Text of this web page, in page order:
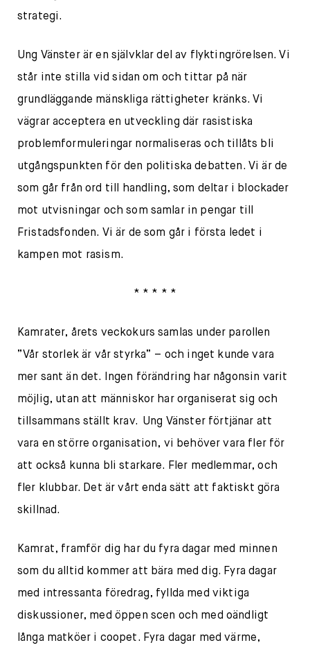
strategi.
Ung Vänster är en självklar del av flyktingrörelsen. Vi
står inte stilla vid sidan om och tittar på när
grundläggande mänskliga rättigheter kränks. Vi
vägrar acceptera en utveckling där rasistiska
problemformuleringar normaliseras och tillåts bli
utgångspunkten för den politiska debatten. Vi är de
som går från ord till handling, som deltar i blockader
mot utvisningar och som samlar in pengar till
Fristadsfonden. Vi är de som går i första ledet i
kampen mot rasism.
* * * * *
Kamrater, årets veckokurs samlas under parollen
”Vår storlek är vår styrka” – och inget kunde vara
mer sant än det. Ingen förändring har någonsin varit
möjlig, utan att människor har organiserat sig och
tillsammans ställt krav. Ung Vänster förtjänar att
vara en större organisation, vi behöver vara fler för
att också kunna bli starkare. Fler medlemmar, och
fler klubbar. Det är vårt enda sätt att faktiskt göra
skillnad.
Kamrat, framför dig har du fyra dagar med minnen
som du alltid kommer att bära med dig. Fyra dagar
med intressanta föredrag, fyllda med viktiga
diskussioner, med öppen scen och med oändligt
långa matköer i coopet. Fyra dagar med värme,